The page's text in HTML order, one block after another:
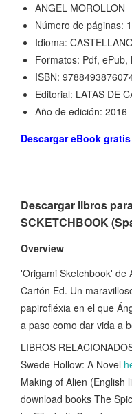
ANGEL MOROLLON
Número de páginas:
Idioma:
Formatos: Pdf, ePub,
ISBN:
Editorial: LATAS DE
Año de edición: 2016
Descargar eBook gratis
Descargar libros
SCKETCHBOOK
Overview
'Origami Sketchbook' de
Cartón Ed. Un
papirofléxia en el que
a paso como dar vida a
LIBROS
Swede Hollow: A Novel
Making of Alien (English
download books The